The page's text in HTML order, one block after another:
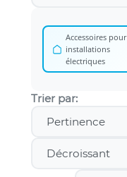
Accessoires pour
installations
électriques
Trier par: